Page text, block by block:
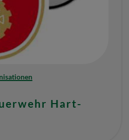
Hart-